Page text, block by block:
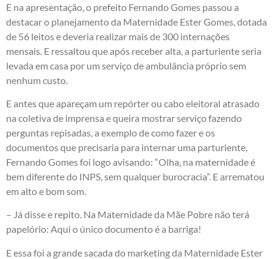
E na apresentação, o prefeito Fernando Gomes passou a
destacar o planejamento da Maternidade Ester Gomes, dotada
de 56 leitos e deveria realizar mais de 300 internações
mensais. E ressaltou que após receber alta, a parturiente seria
levada em casa por um serviço de ambulância próprio sem
nenhum custo.
E antes que apareçam um repórter ou cabo eleitoral atrasado
na coletiva de imprensa e queira mostrar serviço fazendo
perguntas repisadas, a exemplo de como fazer e os
documentos que precisaria para internar uma parturiente,
Fernando Gomes foi logo avisando: “Olha, na maternidade é
bem diferente do INPS, sem qualquer burocracia”. E arrematou
em alto e bom som.
– Já disse e repito. Na Maternidade da Mãe Pobre não terá
papelório: Aqui o único documento é a barriga!
E essa foi a grande sacada do marketing da Maternidade Ester